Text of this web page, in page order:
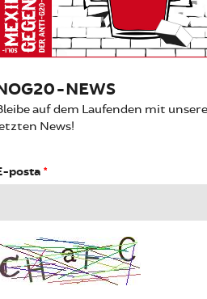
NEWS
auf dem Laufenden mit
News!
posta *